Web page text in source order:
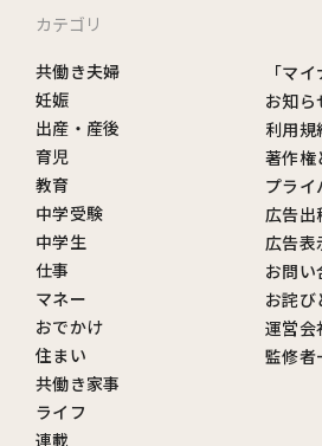
カテゴリ
共働き夫婦
妊娠
出産・産後
育児
教育
中学受験
中学生
仕事
マネー
おでかけ
住まい
共働き家事
ライフ
連載
「マ
お知ら
利用規
著作権
プライ
広告出
広告表
お問い
お詫び
運営会
監修者